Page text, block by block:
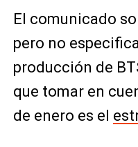
El comunicado
pero no
producción de
que tomar en
de enero es el